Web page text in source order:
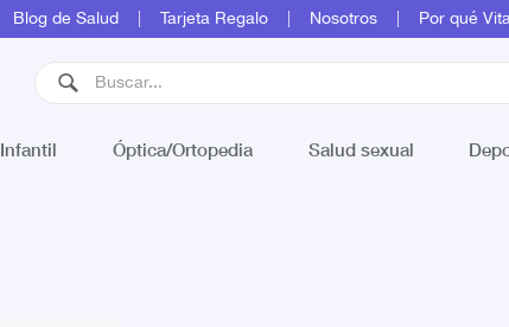
Blog de Salud Tarjeta Regalo Nosotros Por qué
Infantil Óptica/Ortopedia Salud sexual